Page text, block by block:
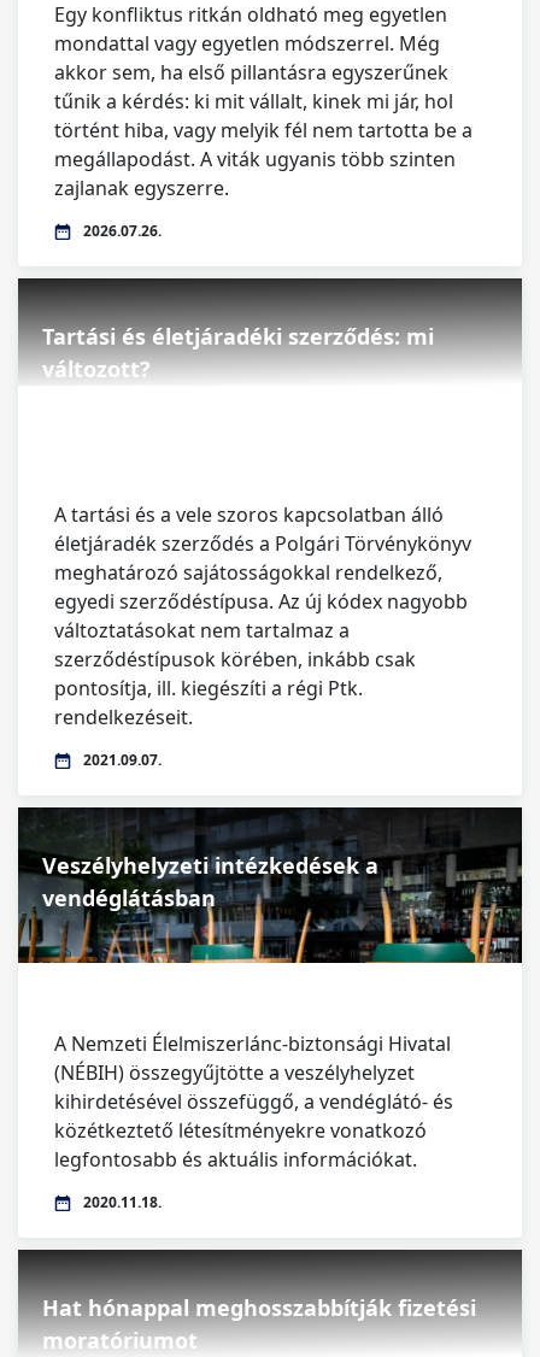
Egy konfliktus ritkán oldható meg egyetlen
mondattal vagy egyetlen módszerrel. Még
akkor sem, ha első pillantásra egyszerűnek
tűnik a kérdés: ki mit vállalt, kinek mi jár, hol
történt hiba, vagy melyik fél nem tartotta be a
megállapodást. A viták ugyanis több szinten
zajlanak egyszerre.
2026.07.26.
Tartási és életjáradéki szerződés: mi
változott?
A tartási és a vele szoros kapcsolatban álló
életjáradék szerződés a Polgári Törvénykönyv
meghatározó sajátosságokkal rendelkező,
egyedi szerződéstípusa. Az új kódex nagyobb
változtatásokat nem tartalmaz a
szerződéstípusok körében, inkább csak
pontosítja, ill. kiegészíti a régi Ptk.
rendelkezéseit.
2021.09.07.
Veszélyhelyzeti intézkedések a
vendéglátásban
A Nemzeti Élelmiszerlánc-biztonsági Hivatal
(NÉBIH) összegyűjtötte a veszélyhelyzet
kihirdetésével összefüggő, a vendéglátó- és
közétkeztető létesítményekre vonatkozó
legfontosabb és aktuális információkat.
2020.11.18.
Hat hónappal meghosszabbítják fizetési
moratóriumot